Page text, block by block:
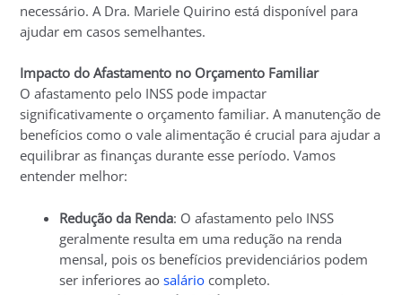
necessário. A Dra. Mariele Quirino está disponível para
ajudar em casos semelhantes.
Impacto do Afastamento no Orçamento Familiar
O afastamento pelo INSS pode impactar
significativamente o orçamento familiar. A manutenção de
benefícios como o vale alimentação é crucial para ajudar a
equilibrar as finanças durante esse período. Vamos
entender melhor:
Redução da Renda: O afastamento pelo INSS
geralmente resulta em uma redução na renda
mensal, pois os benefícios previdenciários podem
ser inferiores aosalário completo.